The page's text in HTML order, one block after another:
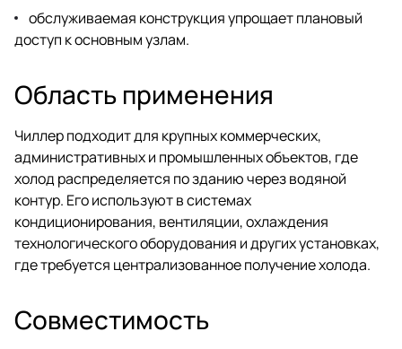
обслуживаемая конструкция упрощает плановый
доступ к основным узлам.
Область применения
Чиллер подходит для крупных коммерческих,
административных и промышленных объектов, где
холод распределяется по зданию через водяной
контур. Его используют в системах
кондиционирования, вентиляции, охлаждения
технологического оборудования и других установках,
где требуется централизованное получение холода.
Совместимость